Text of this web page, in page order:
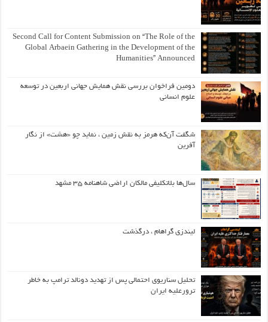
Second Call for Content Submission on “The Role of the
Global Arbaein Gathering in the Development of the
Humanities” Announced
دومین فراخوان بررسی نقش همایش جهانی اربعین در توسعه
علوم انسانی
شگفت آن‌که هرمز به نقش زمین ، نماید چو «هشت» از نگار
آفرین
سال‌ها بلاتکلیفی مالکان اراضی شاهنامه ۳۵ مشهد
لیندزی گراهام ، درگذشت
تحلیل سناریوی احتمالی پس از تهدید دونالد ترامپ به خاطر
ترورعلیه ایران